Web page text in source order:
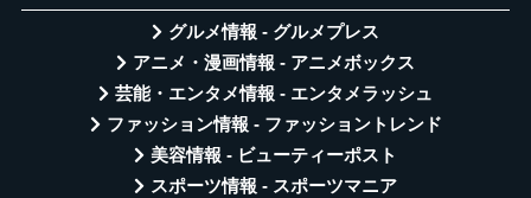
グルメ情報 - グルメプレス
アニメ・漫画情報 - アニメボックス
芸能・エンタメ情報 - エンタメラッシュ
ファッション情報 - ファッショントレンド
美容情報 - ビューティーポスト
スポーツ情報 - スポーツマニア